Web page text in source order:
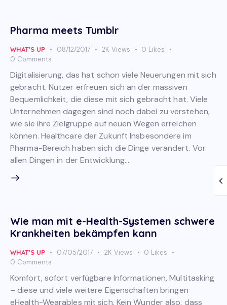
Pharma meets Tumblr
WHAT'S UP 08/12/2017 2K Views 0 Likes
0 Comments
Digitalisierung, das hat schon viele Neuerungen mit sich
gebracht. Nutzer erfreuen sich an der massiven
Bequemlichkeit, die diese mit sich gebracht hat. Viele
Unternehmen dagegen sind noch dabei zu verstehen,
wie sie ihre Zielgruppe auf neuen Wegen erreichen
können. Healthcare der Zukunft Insbesondere im
Pharma-Bereich haben sich die Dinge verändert. Vor
allen Dingen in der Entwicklung…
Wie man mit e-Health-Systemen schwere
Krankheiten bekämpfen kann
WHAT'S UP 07/05/2017 2K Views 0 Likes
0 Comments
Komfort, sofort verfügbare Informationen, Multitasking
– diese und viele weitere Eigenschaften bringen
eHealth-Wearables mit sich. Kein Wunder also, dass